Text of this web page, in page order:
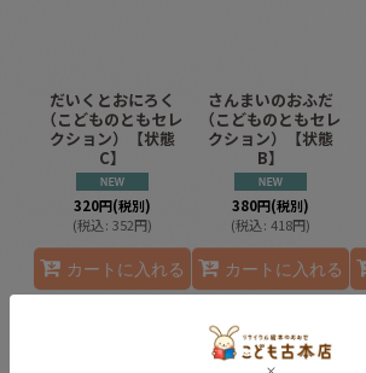
だいくとおにろく
（こどものともセレ
クション）【状態
C】
320円(税別)
(税込: 352円)
カートに入れる
さんまいのおふだ
（こどものともセレ
クション）【状態
B】
380円(税別)
(税込: 418円)
カートに入れる